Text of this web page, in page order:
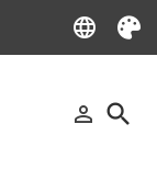
language
Language
Tema
person_outline
Logga in
search
Sök